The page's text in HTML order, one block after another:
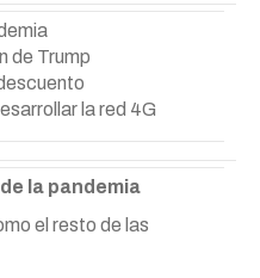
de Trump
la red 4G
la pandemia
el resto de las